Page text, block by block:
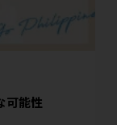
可能性